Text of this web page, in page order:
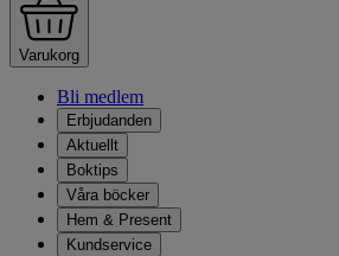
Varukorg
Bli medlem
Erbjudanden
Aktuellt
Boktips
Våra böcker
Hem & Present
Kundservice